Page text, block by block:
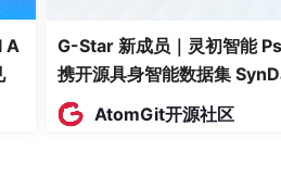
A
G-Star 新成员｜灵初智能
携开源具身智能数据集
入驻 AtomGit
AtomGit开源社区